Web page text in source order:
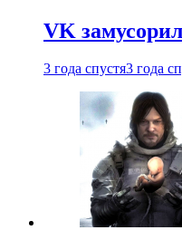
VK
3 года спустя3 года